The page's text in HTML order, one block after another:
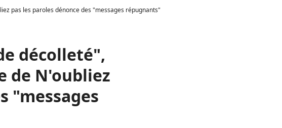
pas les paroles dénonce des "messages répugnants"
décolleté",
de N'oubliez
"messages